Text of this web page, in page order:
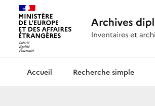
Archives diplomatiquesRecherche simple